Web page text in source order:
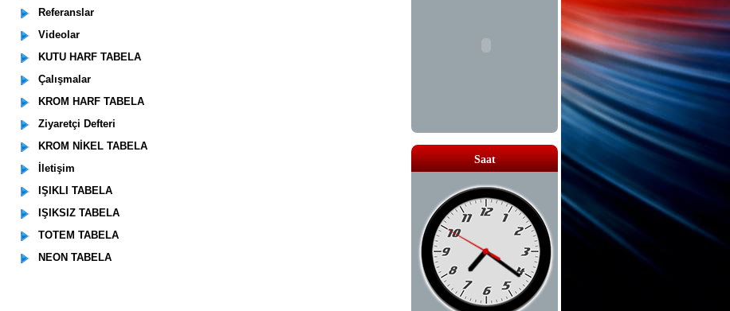
Referanslar
Videolar
KUTU HARF TABELA
Çalışmalar
KROM HARF TABELA
Ziyaretçi Defteri
KROM NİKEL TABELA
İletişim
IŞIKLI TABELA
IŞIKSIZ TABELA
TOTEM TABELA
NEON TABELA
Saat